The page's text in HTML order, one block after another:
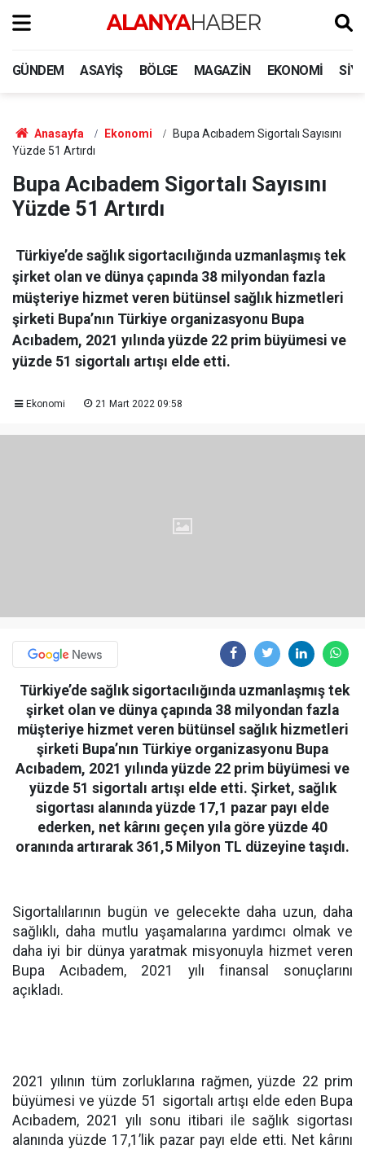
GÜNDEM ASAYIŞ BÖLGE MAGAZIN EKONOMI
Anasayfa Ekonomi
Bupa Acıbadem Sigortalı Sayısını
Yüzde 51 Artırdı
Bupa Acıbadem Sigortalı Sayısını
Yüzde 51 Artırdı
Türkiye’de sağlık sigortacılığında uzmanlaşmış tek
şirket olan ve dünya çapında 38 milyondan fazla
müşteriye hizmet veren bütünsel sağlık hizmetleri
şirketi Bupa’nın Türkiye organizasyonu Bupa
Acıbadem, 2021 yılında yüzde 22 prim büyümesi ve
yüzde 51 sigortalı artışı elde etti.
Ekonomi 21 Mart 2022 09:58
Türkiye’de sağlık sigortacılığında uzmanlaşmış tek
şirket olan ve dünya çapında 38 milyondan fazla
müşteriye hizmet veren bütünsel sağlık hizmetleri
şirketi Bupa’nın Türkiye organizasyonu Bupa
Acıbadem, 2021 yılında yüzde 22 prim büyümesi ve
yüzde 51 sigortalı artışı elde etti. Şirket, sağlık
sigortası alanında yüzde 17,1 pazar payı elde
ederken, net kârını geçen yıla göre yüzde 40
oranında artırarak 361,5 Milyon TL düzeyine taşıdı.
Sigortalılarının bugün ve gelecekte daha uzun, daha
sağlıklı, daha mutlu yaşamalarına yardımcı olmak ve
daha iyi bir dünya yaratmak misyonuyla hizmet veren
Bupa Acıbadem, 2021 yılı finansal sonuçlarını
açıkladı.
2021 yılının tüm zorluklarına rağmen, yüzde 22 prim
büyümesi ve yüzde 51 sigortalı artışı elde eden Bupa
Acıbadem, 2021 yılı sonu itibari ile sağlık sigortası
alanında yüzde 17,1’lik pazar payı elde etti. Net kârını